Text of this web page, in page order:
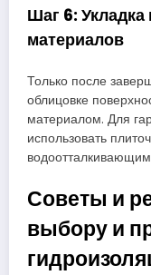
Шаг 6:
материалов
Только после
облицовке
материалом. Для
использовать
Советы и
выбору и